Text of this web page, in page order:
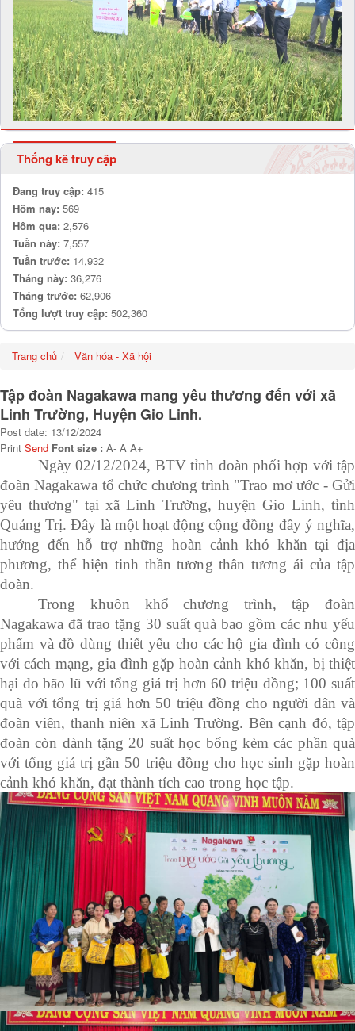
Thống kê truy cập
Đang truy cập: 415
Hôm nay: 569
Hôm qua: 2,576
Tuần này: 7,557
Tuần trước: 14,932
Tháng này: 36,276
Tháng trước: 62,906
Tổng lượt truy cập: 502,360
Trang chủ Văn hóa - Xã hội
Tập đoàn Nagakawa mang yêu thương đến với xã
Linh Trường, Huyện Gio Linh.
Post date: 13/12/2024
Print Send Font size : A- A A+
Ngày 02/12/2024, BTV tỉnh đoàn phối hợp với tập
đoàn Nagakawa tổ chức chương trình "Trao mơ ước - Gửi
yêu thương" tại xã Linh Trường, huyện Gio Linh, tỉnh
Quảng Trị. Đây là một hoạt động cộng đồng đầy ý nghĩa,
hướng đến hỗ trợ những hoàn cảnh khó khăn tại địa
phương, thể hiện tinh thần tương thân tương ái của tập
đoàn.
Trong khuôn khổ chương trình, tập đoàn
Nagakawa đã trao tặng 30 suất quà bao gồm các nhu yếu
phẩm và đồ dùng thiết yếu cho các hộ gia đình có công
với cách mạng, gia đình gặp hoàn cảnh khó khăn, bị thiệt
hại do bão lũ với tổng giá trị hơn 60 triệu đồng; 100 suất
quà với tổng trị giá hơn 50 triệu đồng cho người dân và
đoàn viên, thanh niên xã Linh Trường. Bên cạnh đó, tập
đoàn còn dành tặng 20 suất học bổng kèm các phần quà
với tổng giá trị gần 50 triệu đồng cho học sinh gặp hoàn
cảnh khó khăn, đạt thành tích cao trong học tập.